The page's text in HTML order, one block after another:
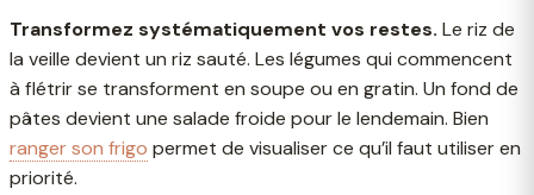
Transformez systématiquement vos restes. Le riz de
la veille devient un riz sauté. Les légumes qui commencent
à flétrir se transforment en soupe ou en gratin. Un fond de
pâtes devient une salade froide pour le lendemain. Bien
ranger son frigo permet de visualiser ce qu’il faut utiliser en
priorité.